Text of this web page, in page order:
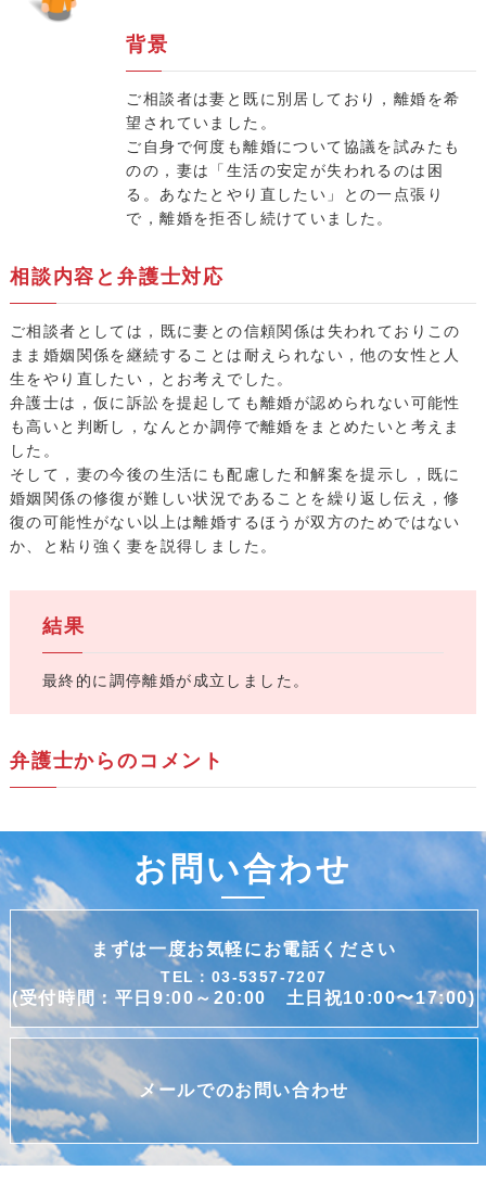
背景
ご相談者は妻と既に別居しており，離婚を希
望されていました。
ご自身で何度も離婚について協議を試みたも
のの，妻は「生活の安定が失われるのは困
る。あなたとやり直したい」との一点張り
で，離婚を拒否し続けていました。
相談内容と弁護士対応
ご相談者としては，既に妻との信頼関係は失われておりこの
まま婚姻関係を継続することは耐えられない，他の女性と人
生をやり直したい，とお考えでした。
弁護士は，仮に訴訟を提起しても離婚が認められない可能性
も高いと判断し，なんとか調停で離婚をまとめたいと考えま
した。
そして，妻の今後の生活にも配慮した和解案を提示し，既に
婚姻関係の修復が難しい状況であることを繰り返し伝え，修
復の可能性がない以上は離婚するほうが双方のためではない
か、と粘り強く妻を説得しました。
結果
最終的に調停離婚が成立しました。
弁護士からのコメント
お問い合わせ
まずは一度お気軽にお電話ください
TEL：03-5357-7207
(受付時間：平日9:00～20:00 土日祝10:00〜17:00)
メールでのお問い合わせ